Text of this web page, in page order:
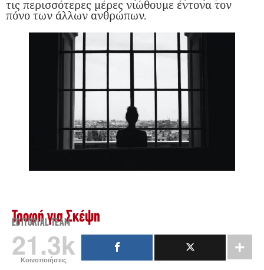
τις περισσότερες μέρες νιώθουμε έντονα τον
πόνο των άλλων ανθρώπων.
Τροφή για Σκέψη
EDITORIAL TEAM
21.3k
Κοινοποιήσεις